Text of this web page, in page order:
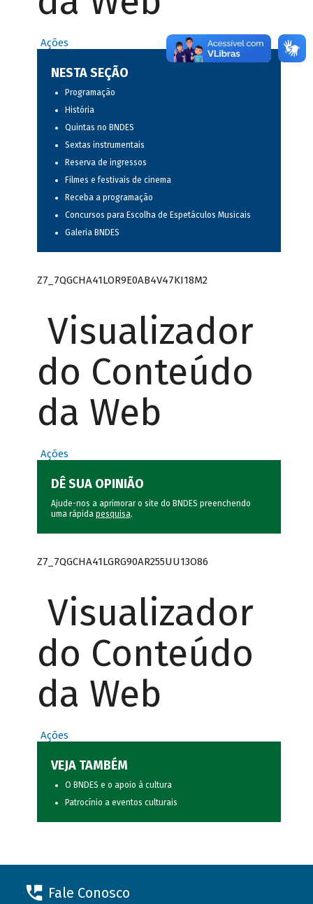
Ações
NESTA SEÇÃO
Programação
História
Quintas no BNDES
Sextas instrumentais
Reserva de ingressos
Filmes e festivais de cinema
Receba a programação
Concursos para Escolha de Espetáculos Musicais
Galeria BNDES
Z7_7QGCHA41LOR9E0AB4V47KI18M2
Visualizador
do Conteúdo
da Web
Ações
DÊ SUA OPINIÃO
Ajude-nos a aprimorar o site do BNDES preenchendo
uma rápida pesquisa.
Z7_7QGCHA41LGRG90AR255UU13O86
Visualizador
do Conteúdo
da Web
Ações
VEJA TAMBÉM
O BNDES e o apoio à cultura
Patrocínio a eventos culturais
Fale Conosco